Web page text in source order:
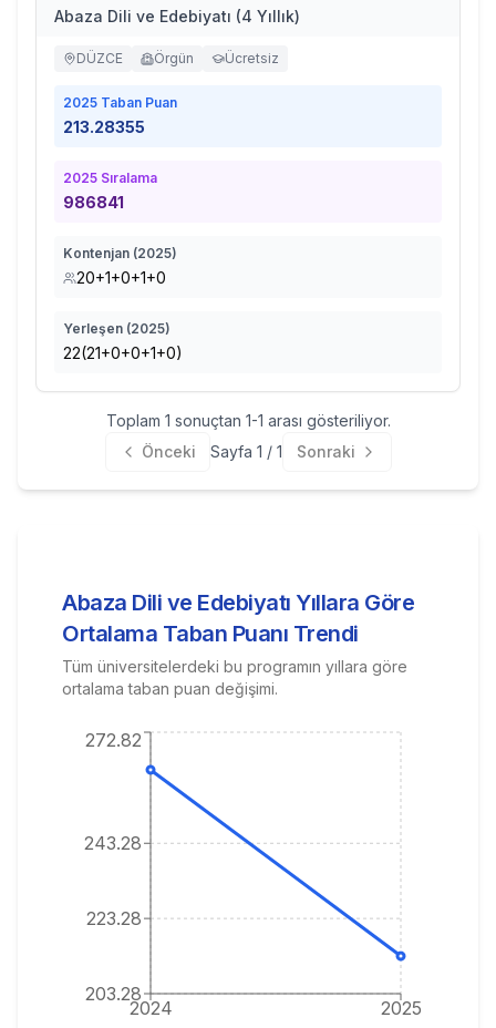
Abaza Dili ve Edebiyatı (4 Yıllık)
DÜZCE Örgün Ücretsiz
2025 Taban Puan
213.28355
2025 Sıralama
986841
Kontenjan (2025)
20+1+0+1+0
Yerleşen (2025)
22(21+0+0+1+0)
Toplam 1 sonuçtan 1-1 arası gösteriliyor.
Önceki
Sayfa 1 / 1 Sonraki
Abaza Dili ve Edebiyatı Yıllara Göre
Ortalama Taban Puanı Trendi
Tüm üniversitelerdeki bu programın yıllara göre
ortalama taban puan değişimi.
2024 2025
203.28
223.28
243.28
272.82